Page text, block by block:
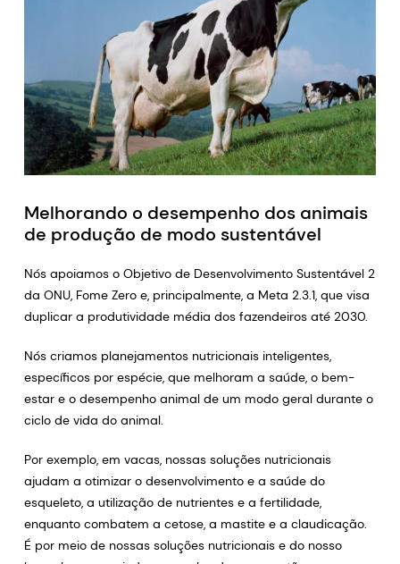
Melhorando o desempenho dos animais
de produção de modo sustentável
Nós apoiamos o Objetivo de Desenvolvimento Sustentável 2
da ONU, Fome Zero e, principalmente, a Meta 2.3.1, que visa
duplicar a produtividade média dos fazendeiros até 2030.
Nós criamos planejamentos nutricionais inteligentes,
específicos por espécie, que melhoram a saúde, o bem-
estar e o desempenho animal de um modo geral durante o
ciclo de vida do animal.
Por exemplo, em vacas, nossas soluções nutricionais
ajudam a otimizar o desenvolvimento e a saúde do
esqueleto, a utilização de nutrientes e a fertilidade,
enquanto combatem a cetose, a mastite e a claudicação.
É por meio de nossas soluções nutricionais e do nosso